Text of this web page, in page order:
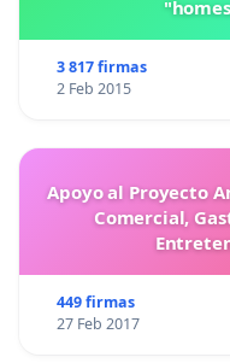
3 817 firmas
2 Feb 2015
Apoyo al Proyecto
Comercial,
449 firmas
27 Feb 2017